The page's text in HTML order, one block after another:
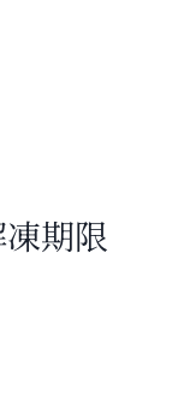
期限